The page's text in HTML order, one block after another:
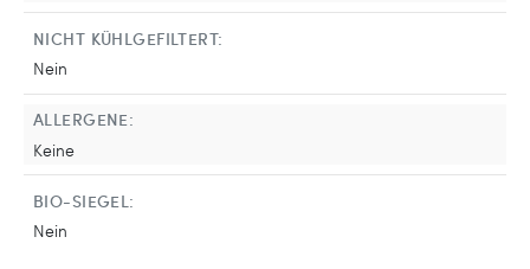
NICHT KÜHLGEFILTERT:
Nein
ALLERGENE:
Keine
BIO-SIEGEL:
Nein